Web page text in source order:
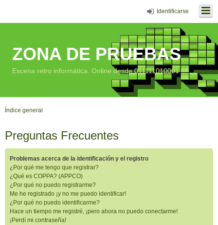
Identificarse
ZONA DE PRUEBAS
Escena retro informática. Online desde 011111010001
Índice general
Preguntas Frecuentes
Problemas acerca de la identificación y el registro
¿Por qué me tengo que registrar?
¿Qué es COPPA? (APPCO)
¿Por qué no puedo registrarme?
Me he registrado ¡y no me puedo identificar!
¿Por qué no puedo identificarme?
Hace un tiempo me registré, ¡pero ahora no puedo conectarme!
¡Perdí mi contraseña!